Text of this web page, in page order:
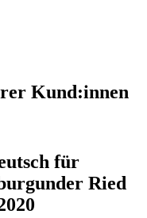
Kund:innen
für
Ried